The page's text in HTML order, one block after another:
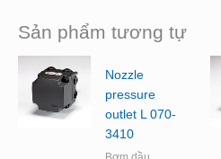
Sản phẩm tương tự
Nozzle
pressure
outlet L 070-
3410